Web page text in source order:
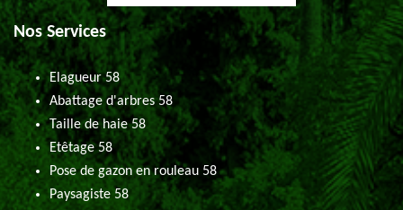
Nos Services
Elagueur 58
Abattage d'arbres 58
Taille de haie 58
Etêtage 58
Pose de gazon en rouleau 58
Paysagiste 58